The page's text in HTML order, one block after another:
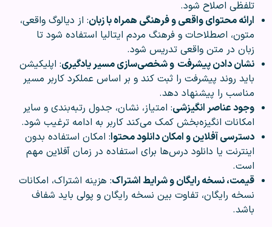
تلفظی اصلاح شود.
ارائه محتوای واقعی و فرهنگی همراه با زبان: از دیالوگ‌ واقعی،
متون، اصطلاحات و فرهنگ مردم ایتالیا استفاده شود تا
زبان در متن واقعی تدریس شود.
نشان دادن پیشرفت و شخصی‌سازی مسیر یادگیری: اپلیکیشن
باید روند پیشرفت را ثبت کند و بر اساس عملکرد کاربر مسیر
مناسب را پیشنهاد دهد.
وجود عناصر انگیزشی: امتیاز، نشان، جدول رتبه‌بندی و سایر
امکانات انگیزه‌بخش کمک می‌کند کاربر به ادامه ترغیب شود.
دسترسی آفلاین و امکان دانلود محتوا: امکان استفاده بدون
اینترنت یا دانلود درس‌ها برای استفاده در زمان آفلاین مهم
است.
قیمت، نسخه رایگان و شرایط اشتراک: هزینه اشتراک، امکانات
نسخه رایگان، تفاوت بین نسخه رایگان و پولی باید شفاف
باشد.